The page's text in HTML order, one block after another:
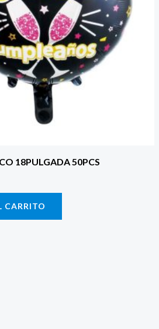
18PULGADA 50PCS
CARRITO